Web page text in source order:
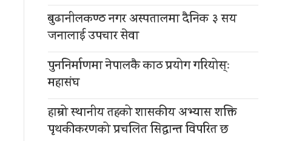
बुढानीलकण्ठ नगर अस्पतालमा दैनिक ३ सय
जनालाई उपचार सेवा
पुननिर्माणमा नेपालकै काठ प्रयोग गरियोस्ः
महासंघ
हाम्रो स्थानीय तहको शासकीय अभ्यास शक्ति
पृथकीकरणको प्रचलित सिद्धान्त विपरित छ